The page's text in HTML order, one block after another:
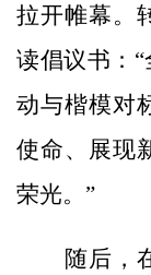
拉开帷幕。
读倡议书：
动与楷模对
使命、展现
荣光。”
随后，在